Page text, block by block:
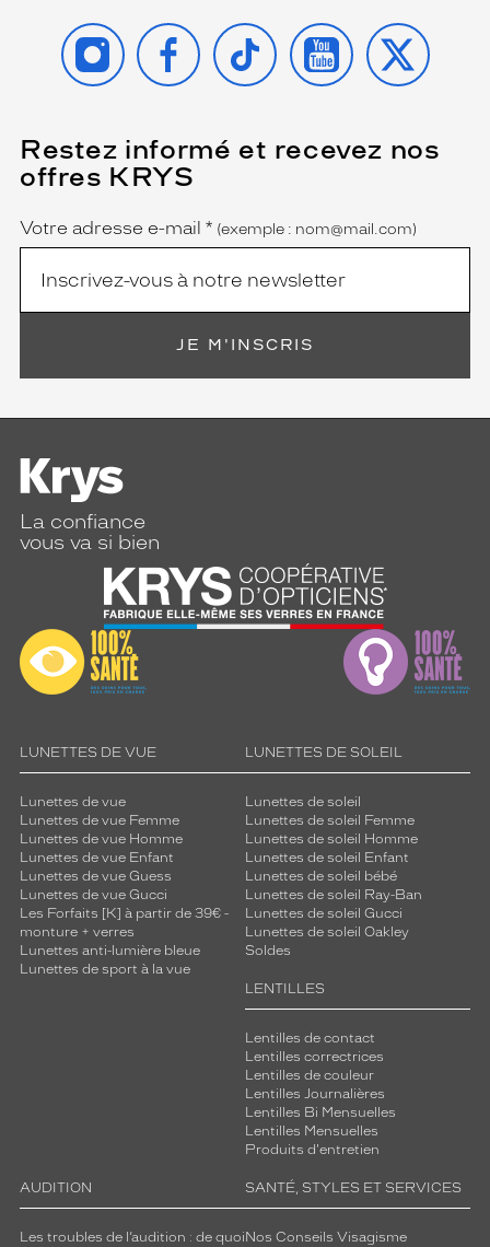
INSTAGRAMFACEBOOK
TIKTOK YOUTUBE
X
Restez informé et recevez nos
offres KRYS
Name
Votre adresse e-mail *
(Ce
champ
est
(exemple : nom@mail.com)
JE M'INSCRIS
La confiance
vous va si bien
LUNETTES DE VUE
Lunettes de vue
Lunettes de vue Femme
Lunettes de vue Homme
Lunettes de vue Enfant
Lunettes de vue Guess
Lunettes de vue Gucci
Les Forfaits [K] à partir de 39€ -
monture + verres
Lunettes anti-lumière bleue
Lunettes de sport à la vue
LUNETTES DE SOLEIL
Lunettes de soleil
Lunettes de soleil Femme
Lunettes de soleil Homme
Lunettes de soleil Enfant
Lunettes de soleil bébé
Lunettes de soleil Ray-Ban
Lunettes de soleil Gucci
Lunettes de soleil Oakley
Soldes
LENTILLES
Lentilles de contact
Lentilles correctrices
Lentilles de couleur
Lentilles Journalières
Lentilles Bi Mensuelles
Lentilles Mensuelles
Produits d'entretien
AUDITION
Les troubles de l’audition : de quoi
SANTÉ, STYLES ET SERVICES
Nos Conseils Visagisme